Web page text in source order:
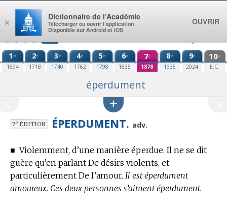
Aller au contenu
1re
1694
2e
1718
3e
1740
4e
1762
5e
1798
6e
1835
7e
1878
8e
1935
9e
2024
10e
E.C.
éperdument
7eÉDITION ÉPERDUMENT. adv.
■Violemment, d’une manière éperdue. Il ne se dit
guère qu’en parlant De désirs violents, et
particulièrement De l’amour. Il est éperdument
amoureux. Ces deux personnes s’aiment éperdument.
×
Dictionnaire de l’Académie
Télécharger ou ouvrir l’application
Disponible sur Android et iOS
OUVRIR